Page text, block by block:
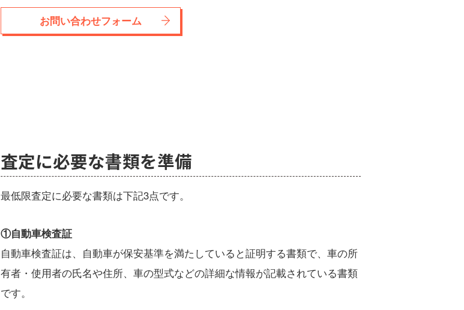
お問い合わせフォーム
査定に必要な書類を準備
最低限査定に必要な書類は下記3点です。
①自動車検査証
自動車検査証は、自動車が保安基準を満たしていると証明する書類で、車の所
有者・使用者の氏名や住所、車の型式などの詳細な情報が記載されている書類
です。